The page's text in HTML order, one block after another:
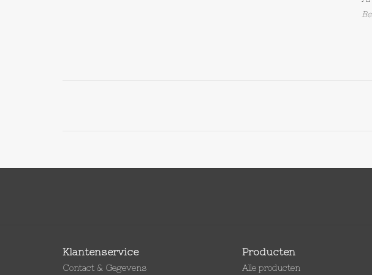
Klantenservice
Contact & Gegevens
Producten
Alle producten